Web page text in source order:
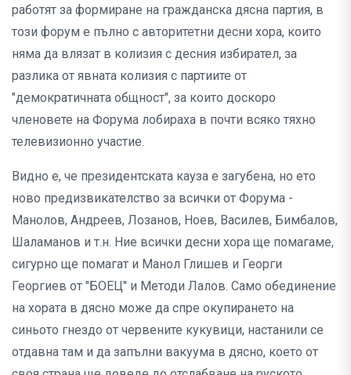
работят за формиране на гражданска дясна партия, в
този форум е пълно с авторитетни десни хора, които
няма да влязат в колизия с десния избирател, за
разлика от явната колизия с партиите от
"демократичната общност", за които доскоро
членовете на Форума лобираха в почти всяко тяхно
телевизионно участие.
Видно е, че президентската кауза е загубена, но ето
ново предизвикателство за всички от Форума -
Манолов, Андреев, Лозанов, Ноев, Василев, Бимбалов,
Шаламанов и т.н. Ние всички десни хора ще помагаме,
сигурно ще помагат и Манол Глишев и Георги
Георгиев от "БОЕЦ" и Методи Лалов. Само обединение
на хората в дясно може да спре окупирането на
синьото гнездо от червените кукувици, настанили се
отдавна там и да запълни вакуума в дясно, което от